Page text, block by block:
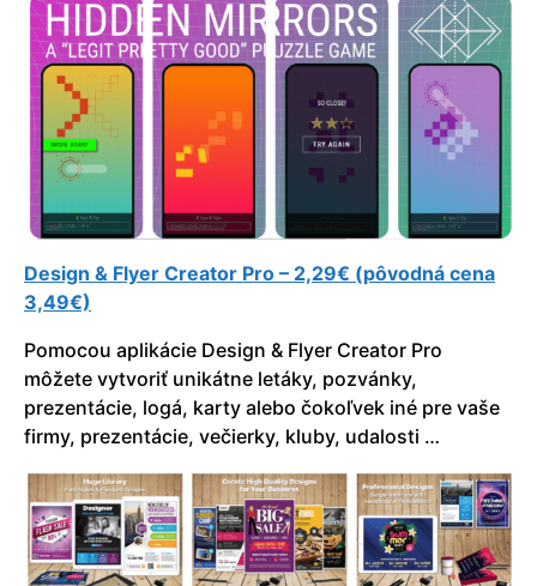
Design & Flyer Creator Pro – 2,29€ (pôvodná cena
3,49€)
Pomocou aplikácie Design & Flyer Creator Pro
môžete vytvoriť unikátne letáky, pozvánky,
prezentácie, logá, karty alebo čokoľvek iné pre vaše
firmy, prezentácie, večierky, kluby, udalosti …